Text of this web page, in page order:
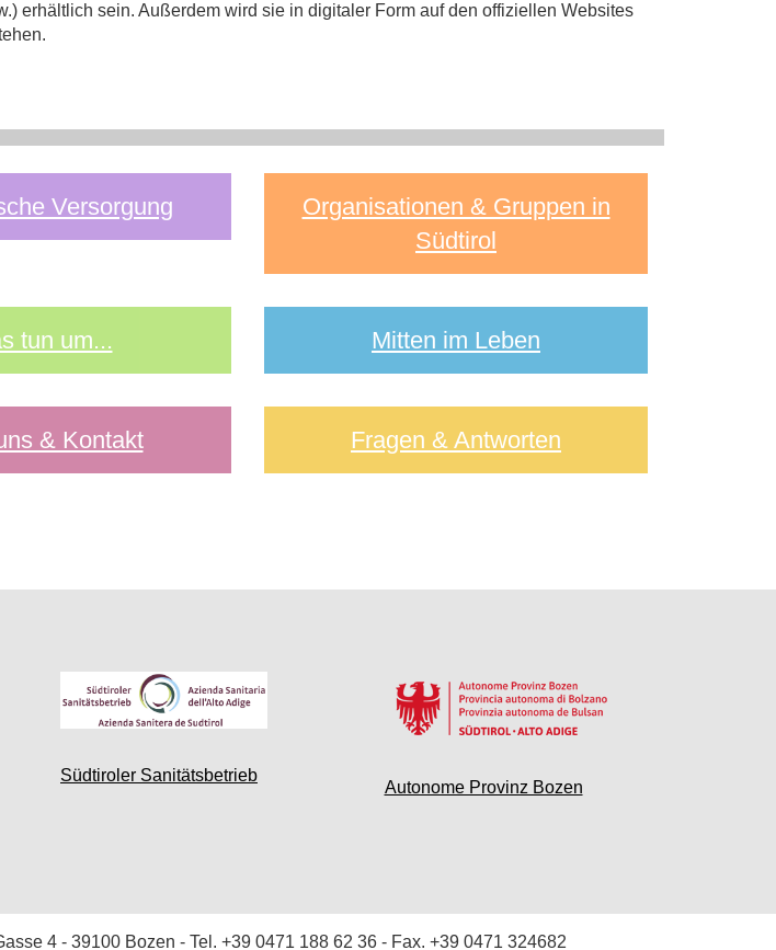
erhältlich sein. Außerdem wird sie in digitaler Form auf den offiziellen Websites
Versorgung
Organisationen & Gruppen in
Südtirol
tun um... Mitten im Leben
& Kontakt Fragen & Antworten
Südtiroler Sanitätsbetrieb
Autonome Provinz Bozen
4 - 39100 Bozen - Tel. +39 0471 188 62 36- Fax. +39 0471 324682